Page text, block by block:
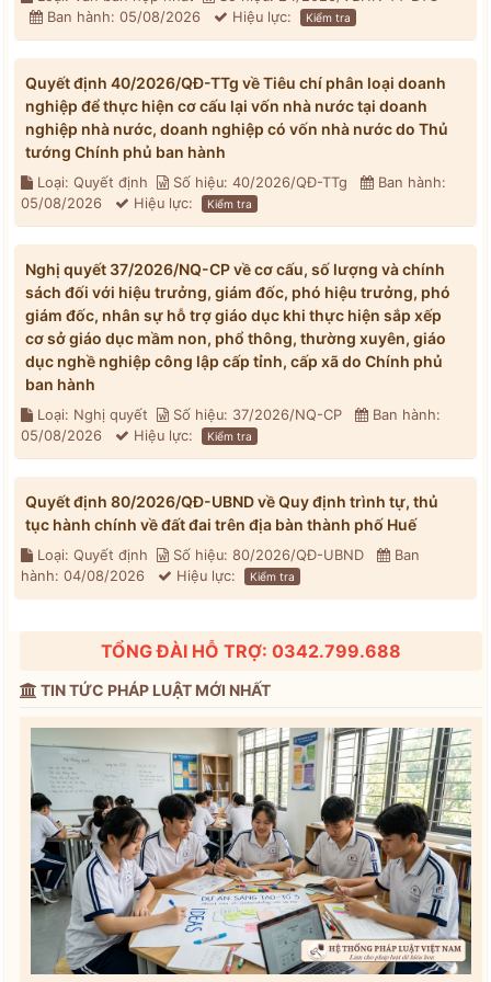
Ban hành: 05/08/2026
Hiệu lực: Kiểm tra
Quyết định 40/2026/QĐ-TTg về Tiêu chí phân loại doanh
nghiệp để thực hiện cơ cấu lại vốn nhà nước tại doanh
nghiệp nhà nước, doanh nghiệp có vốn nhà nước do Thủ
tướng Chính phủ ban hành
Loại: Quyết định Số hiệu: 40/2026/QĐ-TTg
Ban hành:
05/08/2026
Hiệu lực: Kiểm tra
Nghị quyết 37/2026/NQ-CP về cơ cấu, số lượng và chính
sách đối với hiệu trưởng, giám đốc, phó hiệu trưởng, phó
giám đốc, nhân sự hỗ trợ giáo dục khi thực hiện sắp xếp
cơ sở giáo dục mầm non, phổ thông, thường xuyên, giáo
dục nghề nghiệp công lập cấp tỉnh, cấp xã do Chính phủ
ban hành
Loại: Nghị quyết Số hiệu: 37/2026/NQ-CP
Ban hành:
05/08/2026
Hiệu lực: Kiểm tra
Quyết định 80/2026/QĐ-UBND về Quy định trình tự, thủ
tục hành chính về đất đai trên địa bàn thành phố Huế
Loại: Quyết định Số hiệu: 80/2026/QĐ-UBND
Ban
hành: 04/08/2026
Hiệu lực: Kiểm tra
TỔNG ĐÀI HỖ TRỢ: 0342.799.688
TIN TỨC PHÁP LUẬT MỚI NHẤT